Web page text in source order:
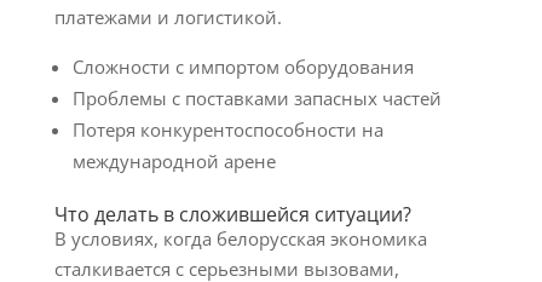
платежами и логистикой.
Сложности с импортом оборудования
Проблемы с поставками запасных частей
Потеря конкурентоспособности на
международной арене
Что делать в сложившейся ситуации?
В условиях, когда белорусская экономика
сталкивается с серьезными вызовами,